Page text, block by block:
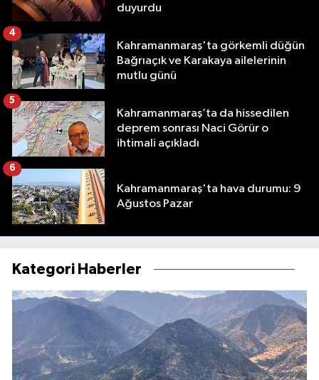
duyurdu
Kahramanmaraş'ta görkemli düğün
Bağrıaçık ve Karakaya ailelerinin
mutlu günü
4
Kahramanmaraş’ta da hissedilen
deprem sonrası Naci Görür o
ihtimali açıkladı
5
Kahramanmaraş'ta hava durumu: 9
Ağustos Pazar
6
Kategori Haberler